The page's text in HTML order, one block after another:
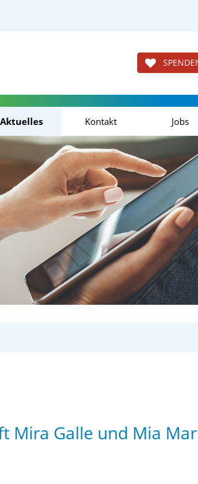
Aktuelles Kontakt Jobs
Mira Galle und Mia